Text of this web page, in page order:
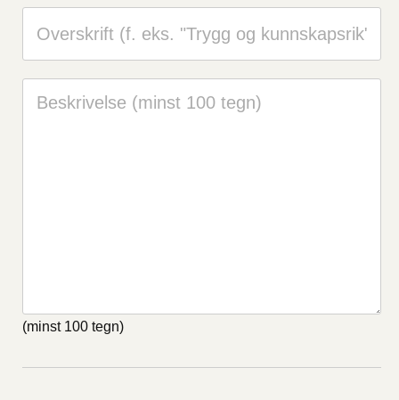
(minst 100 tegn)